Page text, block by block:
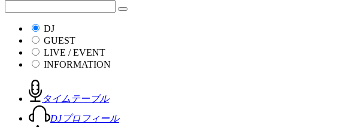
DJ
GUEST
LIVE / EVENT
INFORMATION
タイムテーブル
DJプロフィール